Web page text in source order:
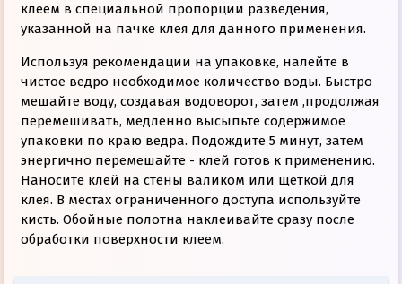
клеем в специальной пропорции разведения,
указанной на пачке клея для данного применения.
Используя рекомендации на упаковке, налейте в
чистое ведро необходимое количество воды. Быстро
мешайте воду, создавая водоворот, затем ,продолжая
перемешивать, медленно высыпьте содержимое
упаковки по краю ведра. Подождите 5 минут, затем
энергично перемешайте - клей готов к применению.
Наносите клей на стены валиком или щеткой для
клея. В местах ограниченного доступа используйте
кисть. Обойные полотна наклеивайте сразу после
обработки поверхности клеем.